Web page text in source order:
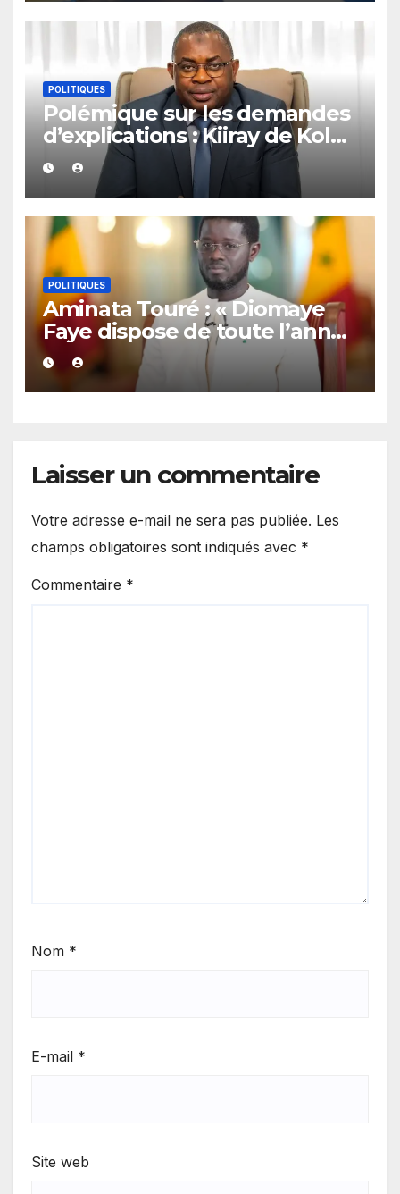
POLITIQUES
Polémique sur les demandes
d’explications : Kiiray de Kolda
apporte son soutien à
Mamadou Lamine Dianté
POLITIQUES
Aminata Touré : « Diomaye
Faye dispose de toute l’année
2027 pour organiser les
élections locales dans la
légalité »
Laisser un commentaire
Votre adresse e-mail ne sera pas publiée. Les
champs obligatoires sont indiqués avec *
Commentaire *
Nom *
E-mail *
Site web